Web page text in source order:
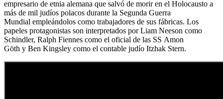
empresario de etnia alemana que salvó de morir en el Holocausto a
más de mil judíos polacos durante la Segunda Guerra
Mundial empleándolos como trabajadores de sus fábricas. Los
papeles protagonistas son interpretados por Liam Neeson como
Schindler, Ralph Fiennes como el oficial de las SS Amon
Göth y Ben Kingsley como el contable judío Itzhak Stern.